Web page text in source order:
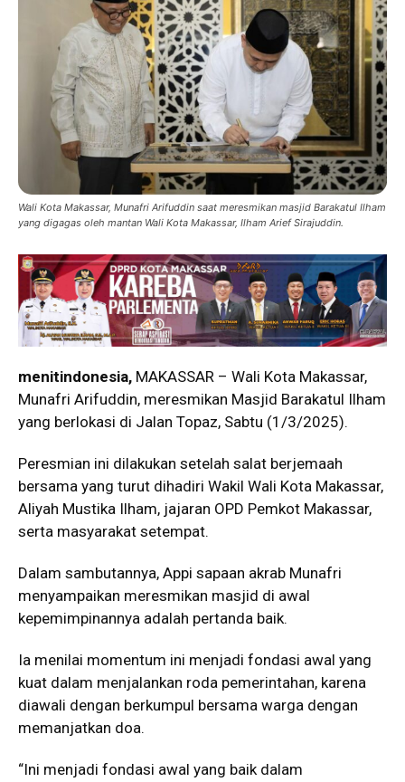
Wali Kota Makassar, Munafri Arifuddin saat meresmikan masjid Barakatul Ilham
yang digagas oleh mantan Wali Kota Makassar, Ilham Arief Sirajuddin.
menitindonesia, MAKASSAR – Wali Kota Makassar,
Munafri Arifuddin, meresmikan Masjid Barakatul Ilham
yang berlokasi di Jalan Topaz, Sabtu (1/3/2025).
Peresmian ini dilakukan setelah salat berjemaah
bersama yang turut dihadiri Wakil Wali Kota Makassar,
Aliyah Mustika Ilham, jajaran OPD Pemkot Makassar,
serta masyarakat setempat.
Dalam sambutannya, Appi sapaan akrab Munafri
menyampaikan meresmikan masjid di awal
kepemimpinannya adalah pertanda baik.
Ia menilai momentum ini menjadi fondasi awal yang
kuat dalam menjalankan roda pemerintahan, karena
diawali dengan berkumpul bersama warga dengan
memanjatkan doa.
“Ini menjadi fondasi awal yang baik dalam